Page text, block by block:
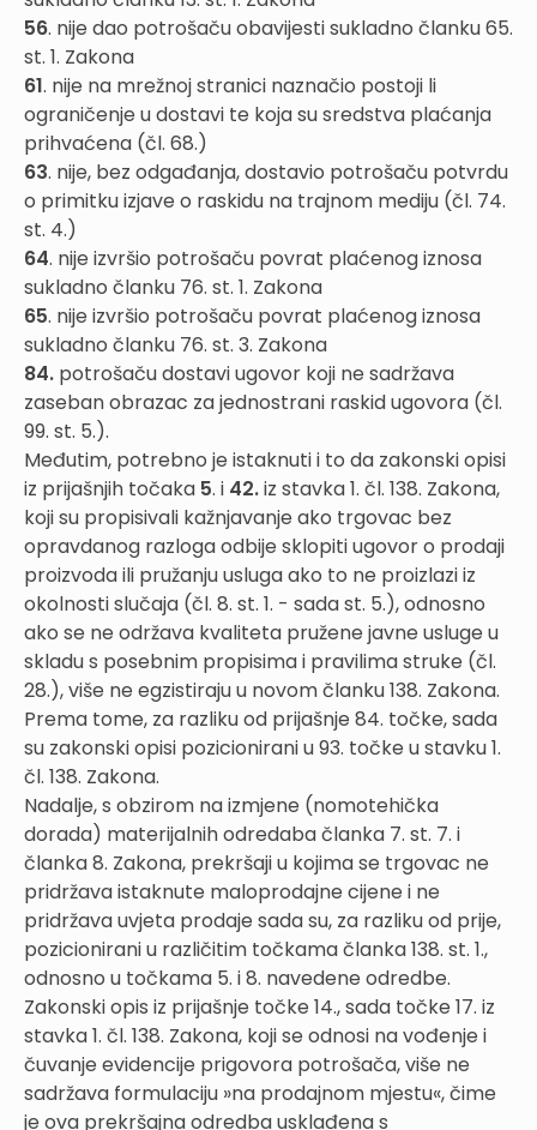
56. nije dao potrošaču obavijesti sukladno članku 65.
st. 1. Zakona
61. nije na mrežnoj stranici naznačio postoji li
ograničenje u dostavi te koja su sredstva plaćanja
prihvaćena (čl. 68.)
63. nije, bez odgađanja, dostavio potrošaču potvrdu
o primitku izjave o raskidu na trajnom mediju (čl. 74.
st. 4.)
64. nije izvršio potrošaču povrat plaćenog iznosa
sukladno članku 76. st. 1. Zakona
65. nije izvršio potrošaču povrat plaćenog iznosa
sukladno članku 76. st. 3. Zakona
84. potrošaču dostavi ugovor koji ne sadržava
zaseban obrazac za jednostrani raskid ugovora (čl.
99. st. 5.).
Međutim, potrebno je istaknuti i to da zakonski opisi
iz prijašnjih točaka 5. i 42.iz stavka 1. čl. 138. Zakona,
koji su propisivali kažnjavanje ako trgovac bez
opravdanog razloga odbije sklopiti ugovor o prodaji
proizvoda ili pružanju usluga ako to ne proizlazi iz
okolnosti slučaja (čl. 8. st. 1. - sada st. 5.), odnosno
ako se ne održava kvaliteta pružene javne usluge u
skladu s posebnim propisima i pravilima struke (čl.
28.), više ne egzistiraju u novom članku 138. Zakona.
Prema tome, za razliku od prijašnje 84. točke, sada
su zakonski opisi pozicionirani u 93. točke u stavku 1.
čl. 138. Zakona.
Nadalje, s obzirom na izmjene (nomotehička
dorada) materijalnih odredaba članka 7. st. 7. i
članka 8. Zakona, prekršaji u kojima se trgovac ne
pridržava istaknute maloprodajne cijene i ne
pridržava uvjeta prodaje sada su, za razliku od prije,
pozicionirani u različitim točkama članka 138. st. 1.,
odnosno u točkama 5. i 8. navedene odredbe.
Zakonski opis iz prijašnje točke 14., sada točke 17. iz
stavka 1. čl. 138. Zakona, koji se odnosi na vođenje i
čuvanje evidencije prigovora potrošača, više ne
sadržava formulaciju »na prodajnom mjestu«, čime
je ova prekršajna odredba usklađena s